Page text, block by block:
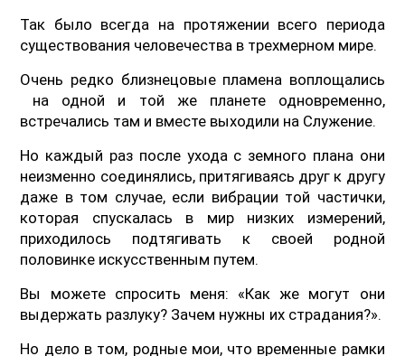
Так было всегда на протяжении всего периода
существования человечества в трехмерном мире.
Очень редко близнецовые пламена воплощались
на одной и той же планете одновременно,
встречались там и вместе выходили на Служение.
Но каждый раз после ухода с земного плана они
неизменно соединялись, притягиваясь друг к другу
даже в том случае, если вибрации той частички,
которая спускалась в мир низких измерений,
приходилось подтягивать к своей родной
половинке искусственным путем.
Вы можете спросить меня: «Как же могут они
выдержать разлуку? Зачем нужны их страдания?».
Но дело в том, родные мои, что временные рамки